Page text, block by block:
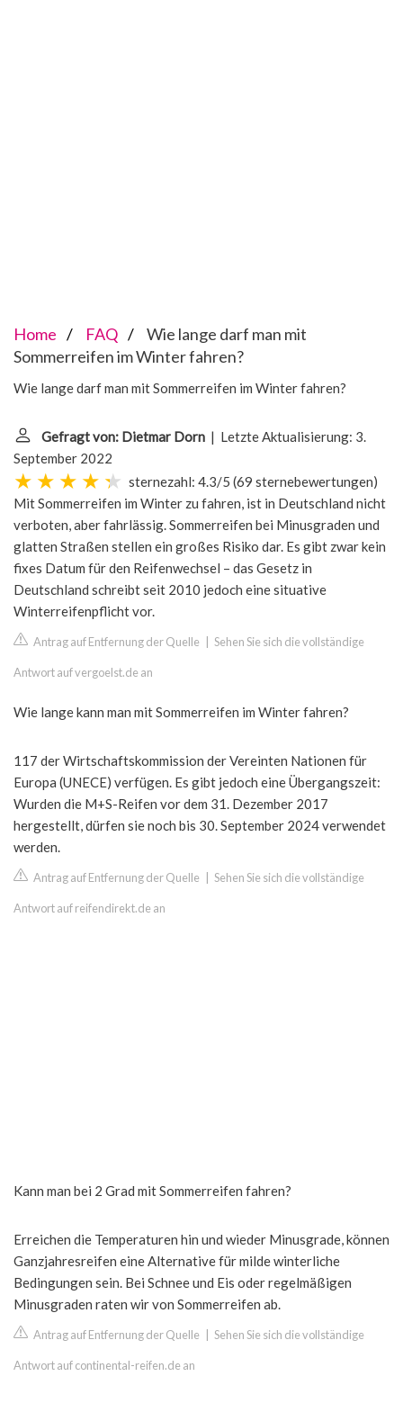
Home FAQ
Wie lange darf man mit
Sommerreifen im Winter fahren?
Wie lange darf man mit Sommerreifen im Winter fahren?
Gefragt von: Dietmar Dorn | Letzte Aktualisierung: 3.
September 2022
sternezahl: 4.3/5 (69 sternebewertungen)
Mit Sommerreifen im Winter zu fahren, ist in Deutschland nicht
verboten, aber fahrlässig. Sommerreifen bei Minusgraden und
glatten Straßen stellen ein großes Risiko dar. Es gibt zwar kein
fixes Datum für den Reifenwechsel – das Gesetz in
Deutschland schreibt seit 2010 jedoch eine situative
Winterreifenpflicht vor.
Antrag auf Entfernung der Quelle Sehen Sie sich die vollständige
Antwort auf vergoelst.de an
Wie lange kann man mit Sommerreifen im Winter fahren?
117 der Wirtschaftskommission der Vereinten Nationen für
Europa (UNECE) verfügen. Es gibt jedoch eine Übergangszeit:
Wurden die M+S-Reifen vor dem 31. Dezember 2017
hergestellt, dürfen sie noch bis 30. September 2024 verwendet
werden.
Antrag auf Entfernung der Quelle Sehen Sie sich die vollständige
Antwort auf reifendirekt.de an
Kann man bei 2 Grad mit Sommerreifen fahren?
Erreichen die Temperaturen hin und wieder Minusgrade, können
Ganzjahresreifen eine Alternative für milde winterliche
Bedingungen sein. Bei Schnee und Eis oder regelmäßigen
Minusgraden raten wir von Sommerreifen ab.
Antrag auf Entfernung der Quelle Sehen Sie sich die vollständige
Antwort auf continental-reifen.de an